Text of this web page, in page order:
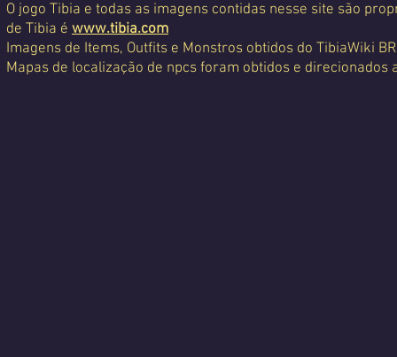
O jogo Tibia e todas as imagens contidas nesse site são
de Tibia é www.tibia.com
Imagens de Items, Outfits e Monstros obtidos do TibiaWiki
Mapas de localização de npcs foram obtidos e direcionados